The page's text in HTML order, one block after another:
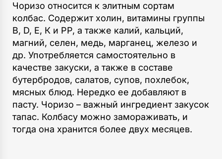
Чоризо относится к элитным сортам
колбас. Содержит холин, витамины группы
В, D, Е, К и РР, а также калий, кальций,
магний, селен, медь, марганец, железо и
др. Употребляется самостоятельно в
качестве закуски, а также в составе
бутербродов, салатов, супов, похлебок,
мясных блюд. Нередко ее добавляют в
пасту. Чоризо – важный ингредиент закусок
тапас. Колбасу можно замораживать, и
тогда она хранится более двух месяцев.